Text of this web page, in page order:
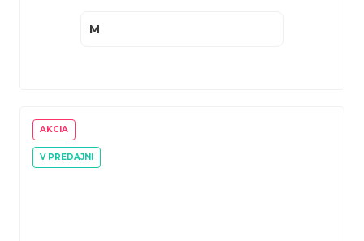
M
AKCIA
V PREDAJNI